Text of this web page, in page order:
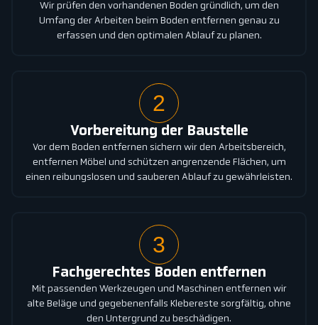
Wir prüfen den vorhandenen Boden gründlich, um den
Umfang der Arbeiten beim Boden entfernen genau zu
erfassen und den optimalen Ablauf zu planen.
2
Vorbereitung der Baustelle
Vor dem Boden entfernen sichern wir den Arbeitsbereich,
entfernen Möbel und schützen angrenzende Flächen, um
einen reibungslosen und sauberen Ablauf zu gewährleisten.
3
Fachgerechtes Boden entfernen
Mit passenden Werkzeugen und Maschinen entfernen wir
alte Beläge und gegebenenfalls Klebereste sorgfältig, ohne
den Untergrund zu beschädigen.